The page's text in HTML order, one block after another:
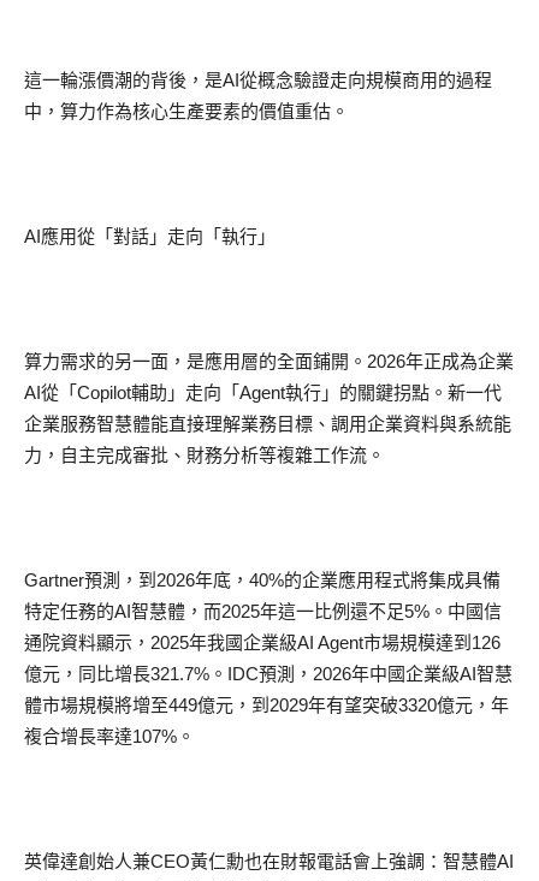
這一輪漲價潮的背後，是AI從概念驗證走向規模商用的過程
中，算力作為核心生產要素的價值重估。
AI應用從「對話」走向「執行」
算力需求的另一面，是應用層的全面鋪開。 2026年正成為企業
AI從「 Copilot輔助」走向「 Agent執行」的關鍵拐點。新一代
企業服務智慧體能直接理解業務目標、調用企業資料與系統能
力，自主完成審批、財務分析等複雜工作流。
Gartner預測，到 2026年底， 40%的企業應用程式將集成具備
特定任務的AI智慧體，而2025年這一比例還不足5% 。中國信
通院資料顯示， 2025年我國企業級AI Agent市場規模達到 126
億元，同比增長321.7% 。 IDC預測， 2026年中國企業級AI智慧
體市場規模將增至449億元，到 2029年有望突破3320億元，年
複合增長率達107% 。
英偉達創始人兼CEO黃仁勳也在財報電話會上強調：智慧體AI